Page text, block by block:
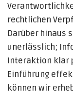
rechtlichen
Darüber hinaus
unerlässlich;
Interaktion klar
Einführung
können wir